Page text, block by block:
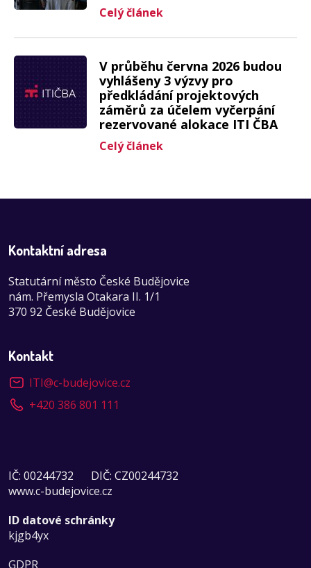
Celý článek
V průběhu června 2026 budou
vyhlášeny 3 výzvy pro
předkládání projektových
záměrů za účelem vyčerpání
rezervované alokace ITI ČBA
Celý článek
Kontaktní adresa
Statutární město České Budějovice
nám. Přemysla Otakara II. 1/1
370 92 České Budějovice
Kontakt
ITI@c-budejovice.cz
+420 386 801 111
IČ: 00244732
DIČ: CZ00244732
www.c-budejovice.cz
ID datové schránky
kjgb4yx
GDPR